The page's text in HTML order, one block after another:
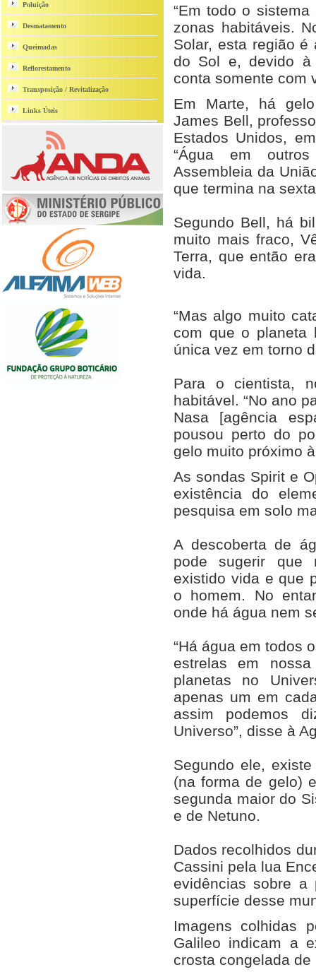
Poluição
Desmatamento
Queimadas
Reflorestamento
Transposição / Revitalização
Links Úteis
“Em todo o
zonas habitáveis.
Solar, esta região é
do Sol e, devido à
conta somente com
Em Marte, há
James Bell,
Estados Unidos,
“Água em
Assembleia da
que termina na
Segundo Bell, há
muito mais fraco,
Terra, que então
vida.
“Mas algo muito
com que o planeta
única vez em torno
Para o cientista,
habitável. “No ano
Nasa [agência
pousou perto do
gelo muito próximo
As sondas Spirit e
existência do
pesquisa em solo
A descoberta de
pode sugerir que
existido vida e que
o homem. No
onde há água nem
“Há água em todos
estrelas em
planetas no
apenas um em
assim podemos
Universo”, disse à
Segundo ele,
(na forma de gelo)
segunda maior do
e de Netuno.
Dados recolhidos
Cassini pela lua
evidências sobre
superfície desse
Imagens colhidas
Galileo indicam a
crosta congelada